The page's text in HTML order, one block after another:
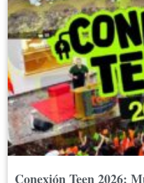
Conexión Teen 2026: